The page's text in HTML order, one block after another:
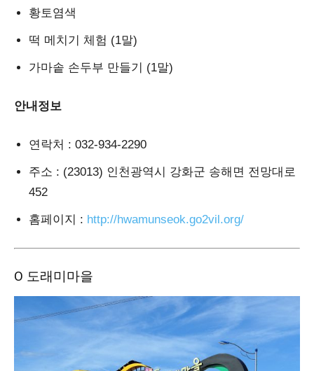
황토염색
떡 메치기 체험 (1말)
가마솥 손두부 만들기 (1말)
안내정보
연락처 : 032-934-2290
주소 : (23013) 인천광역시 강화군 송해면 전망대로
452
홈페이지 : http://hwamunseok.go2vil.org/
Ο 도래미마을